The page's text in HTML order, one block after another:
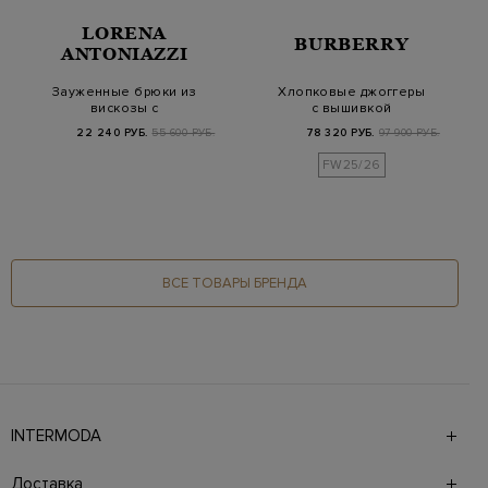
LORENA
ANTONIAZZI
Зауженные брюки из
вискозы с
22 240 РУБ. 55 600 РУБ.
BURBERRY
Хлопковые джоггеры
с вышивкой
Design
78 320 РУБ. 97 900 РУБ.
FW25/26
ВСЕ ТОВАРЫ БРЕНДА
INTERMODA
брендов на 4 этажах в самом центре города. На сайте
Доставка